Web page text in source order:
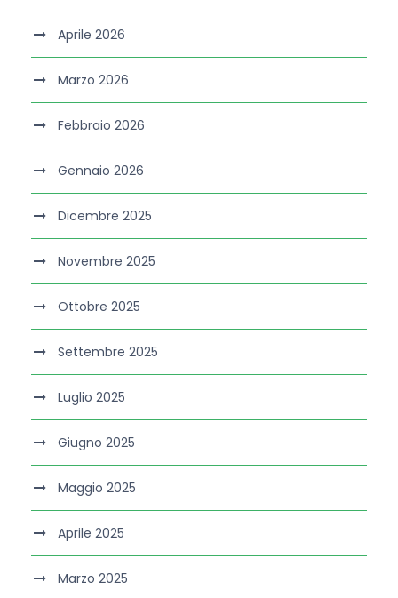
Aprile 2026
Marzo 2026
Febbraio 2026
Gennaio 2026
Dicembre 2025
Novembre 2025
Ottobre 2025
Settembre 2025
Luglio 2025
Giugno 2025
Maggio 2025
Aprile 2025
Marzo 2025